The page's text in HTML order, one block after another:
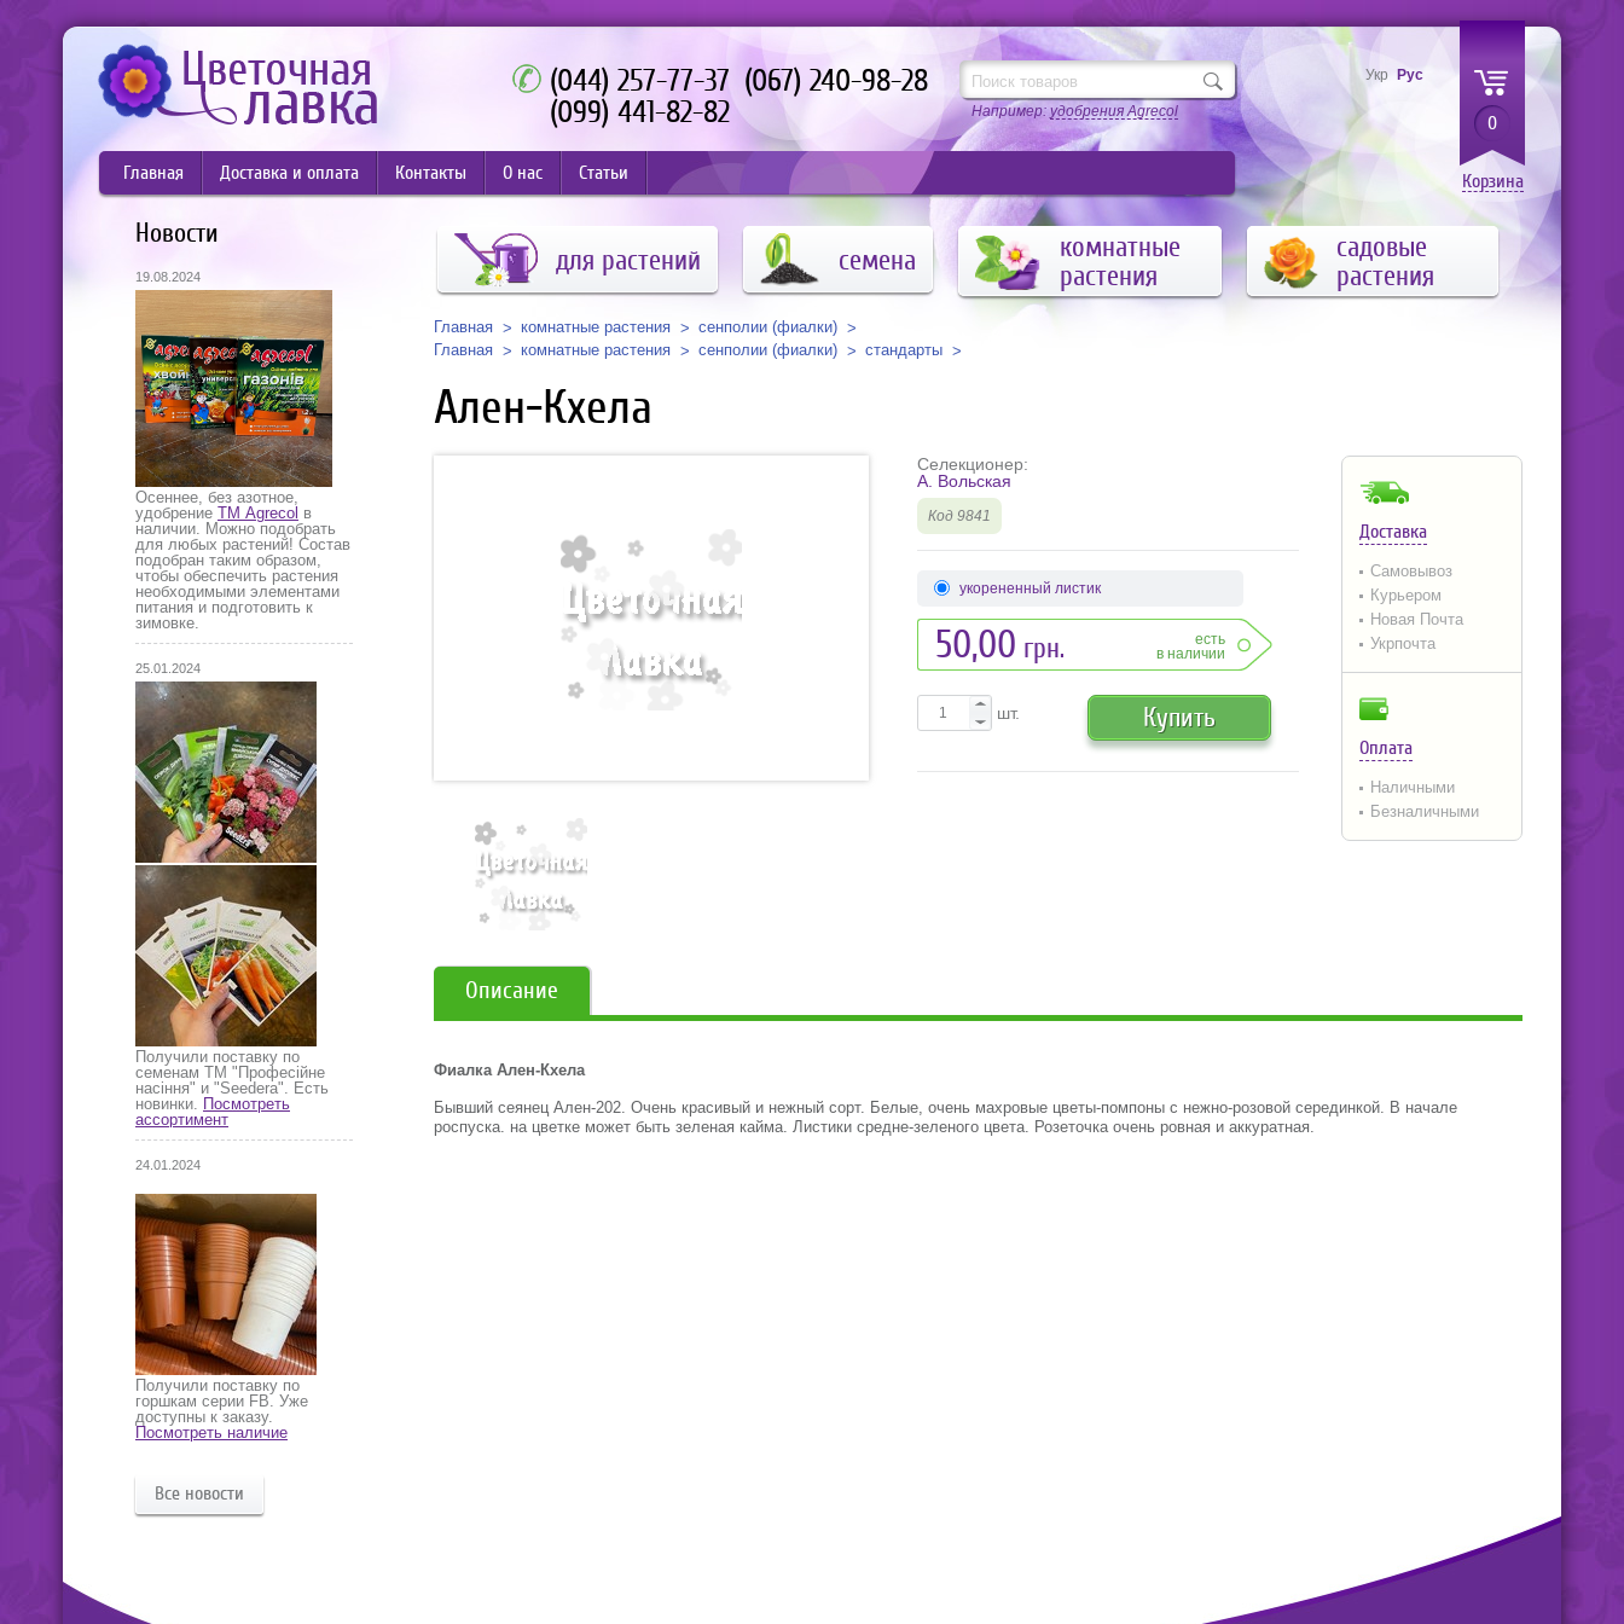
(044) 257-77-37 (067) 240-98-28
(099) 441-82-82
Например:удобрения Agrecol
0
Корзина
Укр Рус
Главная Доставка и оплата Контакты О нас Статьи
Новости
19.08.2024
Осеннее, без азотное,
удобрение ТМ Agrecol в
наличии. Можно подобрать
для любых растений! Состав
подобран таким образом,
чтобы обеспечить растения
необходимыми элементами
питания и подготовить к
зимовке.
25.01.2024
Получили поставку по
семенам ТМ "Професійне
насіння" и "Seedera". Есть
новинки. Посмотреть
ассортимент
24.01.2024
Получили поставку по
горшкам серии FB. Уже
доступны к заказу.
Посмотреть наличие
Все новости
для растений семена
комнатные
растения
садовые
растения
Главная комнатные растения
сенполии (фиалки)
Главная
комнатные растения сенполии (фиалки) стандарты
Ален-Кхела
Доставка
Самовывоз
Курьером
Новая Почта
Укрпочта
Оплата
Наличными
Безналичными
Селекционер:
А. Вольская
Код 9841
укорененный листик
50,00 грн.
есть
в наличии
шт. Купить
Описание
Фиалка Ален-Кхела
Бывший сеянец Ален-202. Очень красивый и нежный сорт. Белые, очень махровые цветы-помпоны с нежно-розовой серединкой. В начале
роспуска. на цветке может быть зеленая кайма. Листики средне-зеленого цвета. Розеточка очень ровная и аккуратная.